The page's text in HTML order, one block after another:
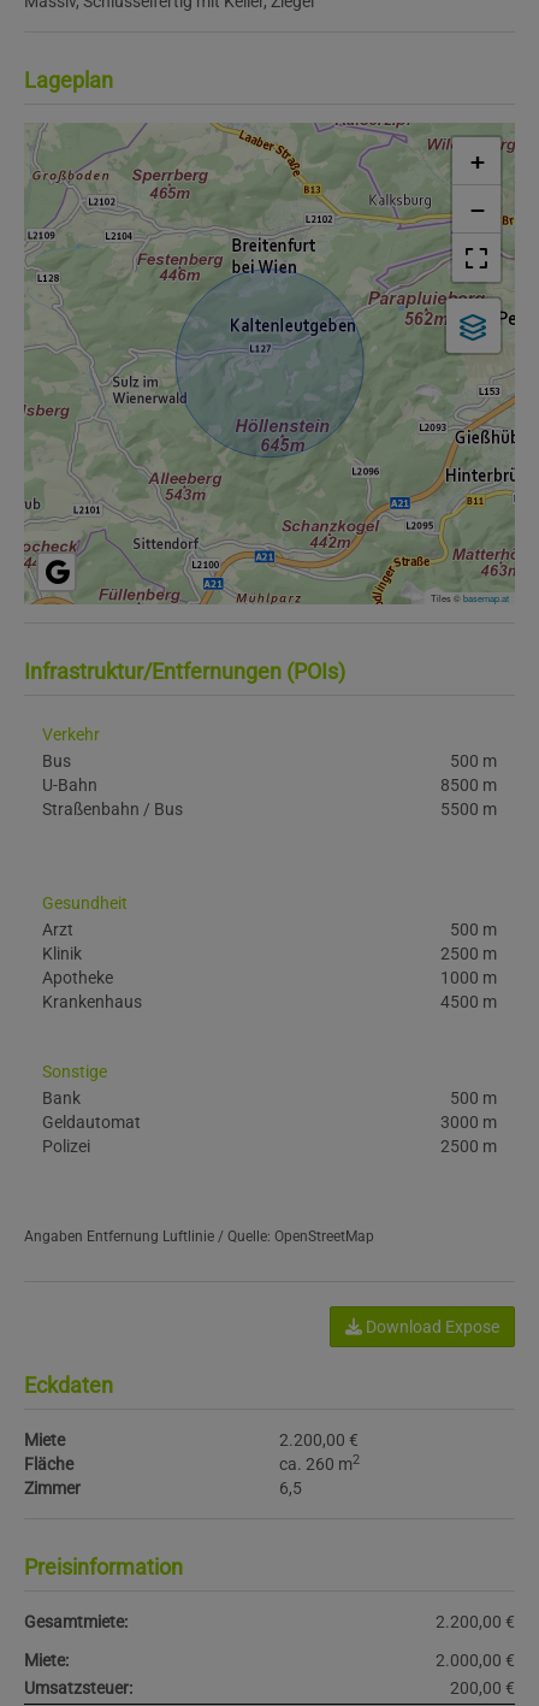
Lageplan
+
−
Tiles ©basemap.at
Infrastruktur/Entfernungen (POIs)
Verkehr
Bus
500 m
U-Bahn
8500 m
Straßenbahn / Bus
5500 m
Gesundheit
Arzt
500 m
Klinik
2500 m
Apotheke
1000 m
Krankenhaus
4500 m
Sonstige
Bank
500 m
Geldautomat
3000 m
Polizei
2500 m
Angaben Entfernung Luftlinie / Quelle: OpenStreetMap
Download Expose
Eckdaten
Miete
2.200,00 €
Fläche
ca. 260 m2
Zimmer 6,5
Preisinformation
Gesamtmiete:
2.200,00 €
Miete:
2.000,00 €
Umsatzsteuer:
200,00 €